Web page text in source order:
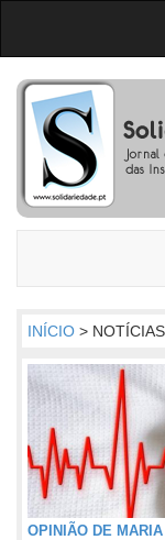
INÍCIO >
OPINIÃO DE